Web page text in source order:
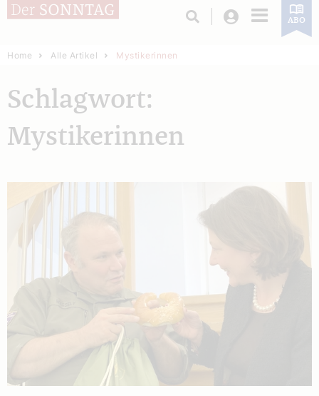
Login ABO
Home Alle Artikel Mystikerinnen
Schlagwort:
Mystikerinnen